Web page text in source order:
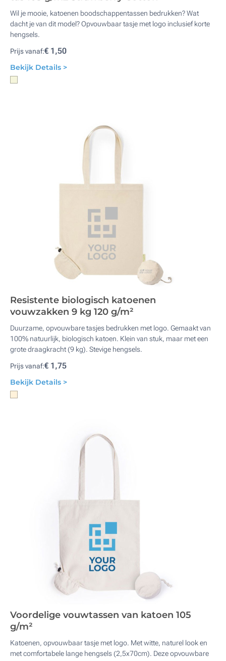
Wil je mooie, katoenen boodschappentassen bedrukken? Wat
dacht je van dit model? Opvouwbaar tasje met logo inclusief korte
hengsels.
Prijs vanaf:€ 1,50
Bekijk Details >
Resistente biologisch katoenen
vouwzakken 9 kg 120 g/m²
Duurzame, opvouwbare tasjes bedrukken met logo. Gemaakt van
100% natuurlijk, biologisch katoen. Klein van stuk, maar met een
grote draagkracht (9 kg). Stevige hengsels.
Prijs vanaf:€ 1,75
Bekijk Details >
Voordelige vouwtassen van katoen 105
g/m²
Katoenen, opvouwbaar tasje met logo. Met witte, naturel look en
met comfortabele lange hengsels (2,5x70cm). Deze opvouwbare